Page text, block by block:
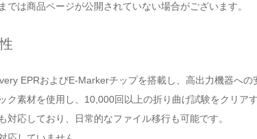
では商品ページが公開されていない場合がございます。
EPRおよびE-Markerチップを搭載し、高出力機器へ
ク素材を使用し、10,000回以上の折り曲げ試験をクリア
対応しており、日常的なファイル移行も可能です。